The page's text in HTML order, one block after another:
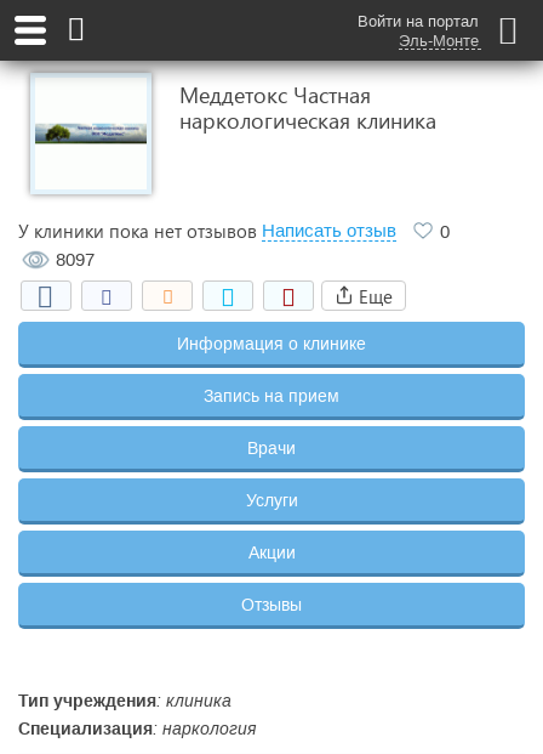
Войти на портал
Эль-Монте
Меддетокс Частная
наркологическая клиника
У клиники пока нет отзывов Написать отзыв
0
8097
Еще
Информация о клинике
Запись на прием
Врачи
Услуги
Акции
Отзывы
Тип учреждения: клиника
Специализация: наркология